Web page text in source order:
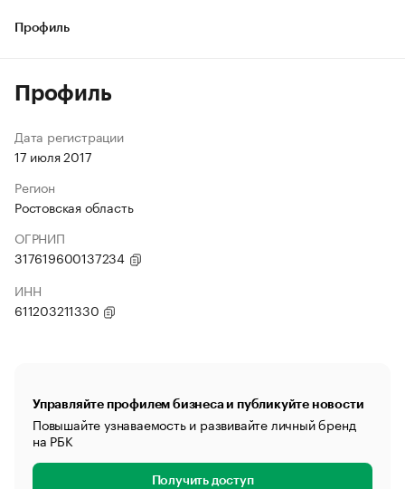
Профиль
Профиль
Дата регистрации
17 июля 2017
Регион
Ростовская область
ОГРНИП
317619600137234
ИНН
611203211330
Управляйте профилем бизнеса и публикуйте новости
Повышайте узнаваемость и развивайте личный бренд
на РБК
Получить доступ